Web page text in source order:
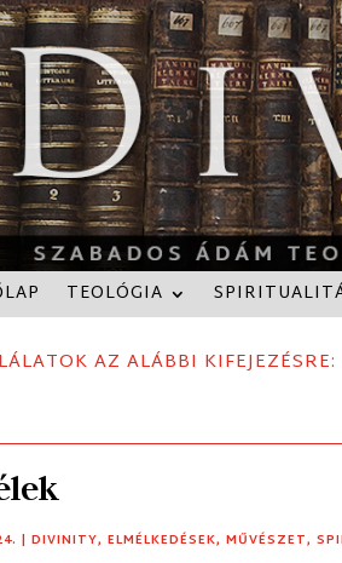
TEOLÓGIA
AZ ALÁBBI KIFEJEZÉSRE:
|DIVINITY,ELMÉLKEDÉSEK,MŰVÉSZET,